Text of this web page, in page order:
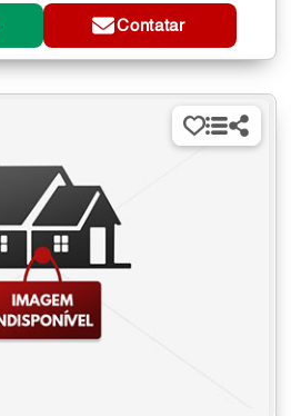
Contatar